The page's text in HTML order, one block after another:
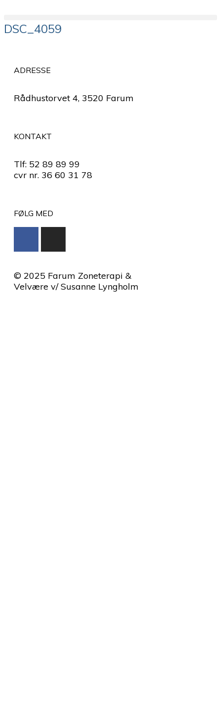
DSC_4059
ADRESSE
Rådhustorvet 4, 3520 Farum
KONTAKT
Tlf: 52 89 89 99
cvr nr. 36 60 31 78
FØLG MED
© 2025 Farum Zoneterapi &
Velvære v/ Susanne Lyngholm